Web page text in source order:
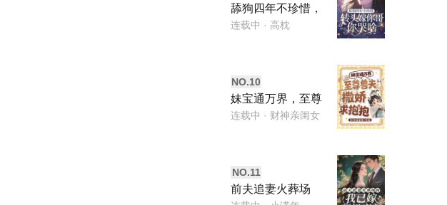
舔狗四年不珍惜，
转头嫁你哥你哭
连载中 · 高枕
NO.10
妹宝通万界，至尊
兽夫撒娇求抱抱
连载中 · 财神亲闺女
NO.11
前夫追妻火葬场